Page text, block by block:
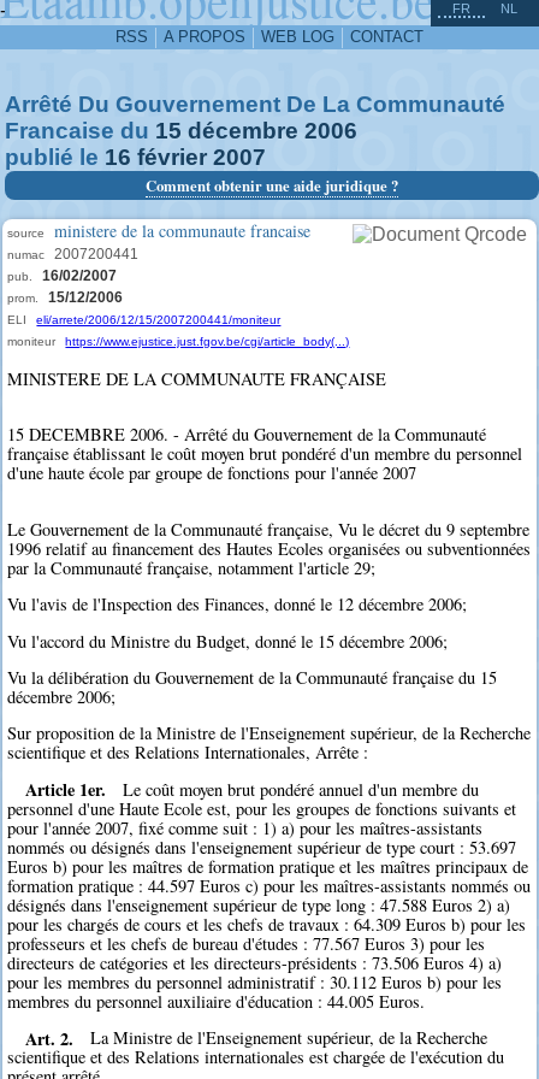
-
RSS A PROPOS WEB LOG CONTACT
FR NL
Arrêté Du Gouvernement De La Communauté
Francaise du 15 décembre 2006
publié le 16 février 2007
Comment obtenir une aide juridique ?
source ministere de la communaute francaise
numac 2007200441
pub. 16/02/2007
prom. 15/12/2006
ELI
eli/arrete/2006/12/15/2007200441/moniteur
moniteur
https://www.ejustice.just.fgov.be/cgi/article_body(...)
MINISTERE DE LA COMMUNAUTE FRANÇAISE
15 DECEMBRE 2006. - Arrêté du Gouvernement de la Communauté
française établissant le coût moyen brut pondéré d'un membre du personnel
d'une haute école par groupe de fonctions pour l'année 2007
Le Gouvernement de la Communauté française, Vu le décret du 9 septembre
1996 relatif au financement des Hautes Ecoles organisées ou subventionnées
par la Communauté française, notamment l'article 29;
Vu l'avis de l'Inspection des Finances, donné le 12 décembre 2006;
Vu l'accord du Ministre du Budget, donné le 15 décembre 2006;
Vu la délibération du Gouvernement de la Communauté française du 15
décembre 2006;
Sur proposition de la Ministre de l'Enseignement supérieur, de la Recherche
scientifique et des Relations Internationales, Arrête :
Article 1er.
Le coût moyen brut pondéré annuel d'un membre du
personnel d'une Haute Ecole est, pour les groupes de fonctions suivants et
pour l'année 2007, fixé comme suit : 1) a) pour les maîtres-assistants
nommés ou désignés dans l'enseignement supérieur de type court : 53.697
Euros b) pour les maîtres de formation pratique et les maîtres principaux de
formation pratique : 44.597 Euros c) pour les maîtres-assistants nommés ou
désignés dans l'enseignement supérieur de type long : 47.588 Euros 2) a)
pour les chargés de cours et les chefs de travaux : 64.309 Euros b) pour les
professeurs et les chefs de bureau d'études : 77.567 Euros 3) pour les
directeurs de catégories et les directeurs-présidents : 73.506 Euros 4) a)
pour les membres du personnel administratif : 30.112 Euros b) pour les
membres du personnel auxiliaire d'éducation : 44.005 Euros.
Art. 2.
La Ministre de l'Enseignement supérieur, de la Recherche
scientifique et des Relations internationales est chargée de l'exécution du
^